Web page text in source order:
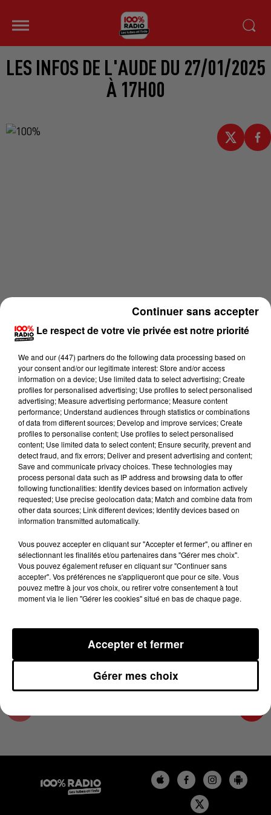
LES INFOS DE L'AUDE DU 27/01/2025
À 17H00
Lecture (4 min 2 sec)
100%
100% Radio les infos de l'Aude
27 janvier 2025 - 4 min 2 sec
LES INFOS DE L'AUDE DU 27/01/2025 À
17H00
Les infos de l'Aude
Le respect de votre vie privée est notre priorité
We and our (447) partnersdo the following data processing based on
your consent and/or our legitimate interest: Store and/or access
information on a device; Use limited data to select advertising; Create
profiles for personalised advertising; Use profiles to select personalised
advertising; Measure advertising performance; Measure content
performance; Understand audiences through statistics or combinations
of data from different sources; Develop and improve services; Create
profiles to personalise content; Use profiles to select personalised
content; Use limited data to select content; Ensure security, prevent and
detect fraud, and fix errors; Deliver and present advertising and content;
Save and communicate privacy choices. These technologies may
process personal data such as IP address and browsing data to offer
following functionalities: Identify devices based on information actively
requested; Use precise geolocation data; Match and combine data from
other data sources; Link different devices; Identify devices based on
information transmitted automatically.
Vous pouvez accepter en cliquant sur "Accepter et fermer", ou affiner en
sélectionnant les finalités et/ou partenaires dans "Gérer mes choix".
Vous pouvez également refuser en cliquant sur "Continuer sans
accepter". Vos préférences ne s'appliqueront que pour ce site. Vous
pouvez mettre à jour vos choix, ou retirer votre consentement à tout
moment via le lien "Gérer les cookies" situé en bas de chaque page.
Gérer mes choix
Accepter et fermer
Continuer sans accepter